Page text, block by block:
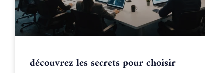
découvrez les secrets pour choisir